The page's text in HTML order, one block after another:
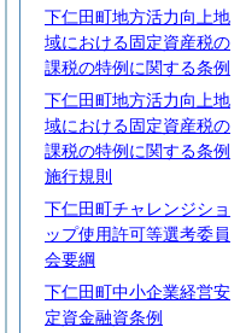
下仁田町地方活力向上地
域における固定資産税の
課税の特例に関する条例
下仁田町地方活力向上地
域における固定資産税の
課税の特例に関する条例
施行規則
下仁田町チャレンジショ
ップ使用許可等選考委員
会要綱
下仁田町中小企業経営安
定資金融資条例